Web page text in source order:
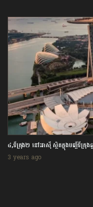
១, តៃវ៉ាន់ តាំងបង្អួត Haikun នាវា
3 years ago